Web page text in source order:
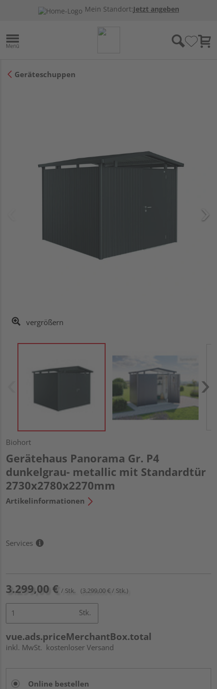
Mein Standort:Jetzt angeben
Geräteschuppen
vergrößern
Biohort
Gerätehaus Panorama Gr. P4
dunkelgrau- metallic mit Standardtür
2730x2780x2270mm
Artikelinformationen
Services
3.299,00 € / Stk. (3.299,00 € / Stk.)
Stk.
vue.ads.priceMerchantBox.total
inkl. MwSt. kostenloser Versand
Online bestellen